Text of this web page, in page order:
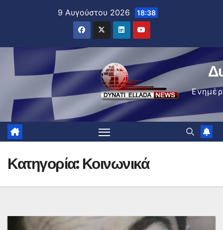
9 Αυγούστου 2026 18:38
Κατηγορία: Κοινωνικά